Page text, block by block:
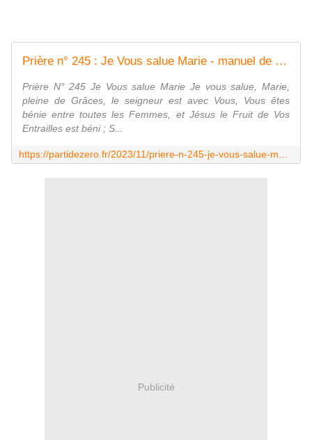
Prière n° 245 : Je Vous salue Marie - manuel de prières de guérison, soins, grâces. trouvez la votre
Prière N° 245 Je Vous salue Marie Je vous salue, Marie,
pleine de Grâces, le seigneur est avec Vous, Vous êtes
bénie entre toutes les Femmes, et Jésus le Fruit de Vos
Entrailles est béni ; S...
Publicité